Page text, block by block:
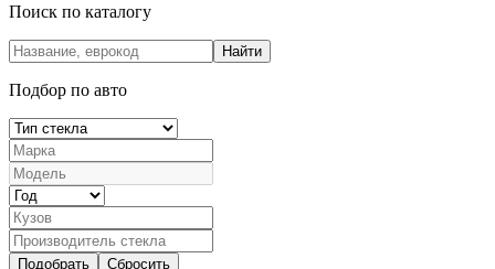
Поиск по каталогу
Найти
Подбор по авто
Подобрать Сбросить